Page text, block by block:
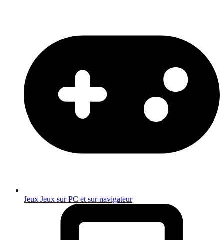
Jeux Jeux sur PC et sur navigateur